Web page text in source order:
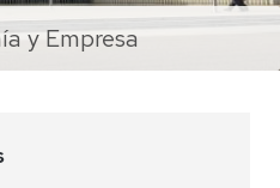
y Empresa
y Empresa